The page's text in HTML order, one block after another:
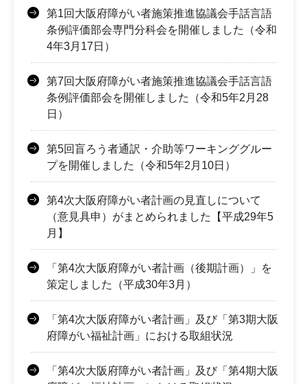
第1回大阪府障がい者施策推進協議会手話言語
条例評価部会専門分科会を開催しました（令和
4年3月17日）
第7回大阪府障がい者施策推進協議会手話言語
条例評価部会を開催しました（令和5年2月28
日）
第5回盲ろう者通訳・介助等ワーキンググルー
プを開催しました（令和5年2月10日）
第4次大阪府障がい者計画の見直しについて
（意見具申）がまとめられました【平成29年5
月】
「第4次大阪府障がい者計画（後期計画）」を
策定しました（平成30年3月）
「第4次大阪府障がい者計画」及び「第3期大阪
府障がい福祉計画」における取組状況
「第4次大阪府障がい者計画」及び「第4期大阪